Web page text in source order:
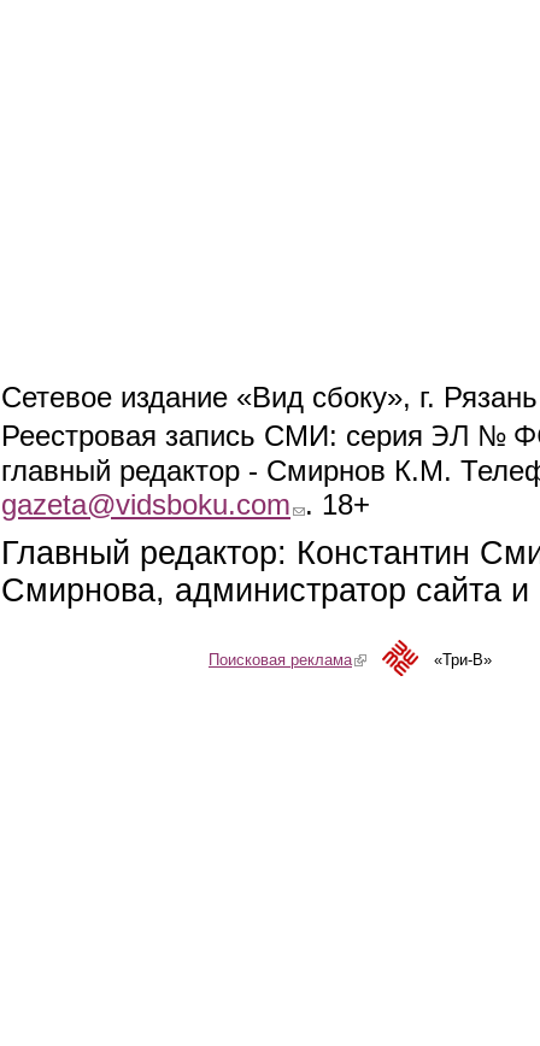
Сетевое издание «Вид сбоку», г.
Реестровая запись СМИ: серия ЭЛ №
главный редактор - Смирнов К.М.
gazeta@vidsboku.com (link sends e-mail)
. 18+
Главный редактор: Константин
Смирнова, администратор сайта
Поисковая реклама(link is external)«Три-В»